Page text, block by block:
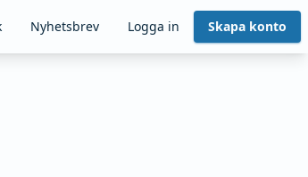
Nyhetsbrev Logga in Skapa konto